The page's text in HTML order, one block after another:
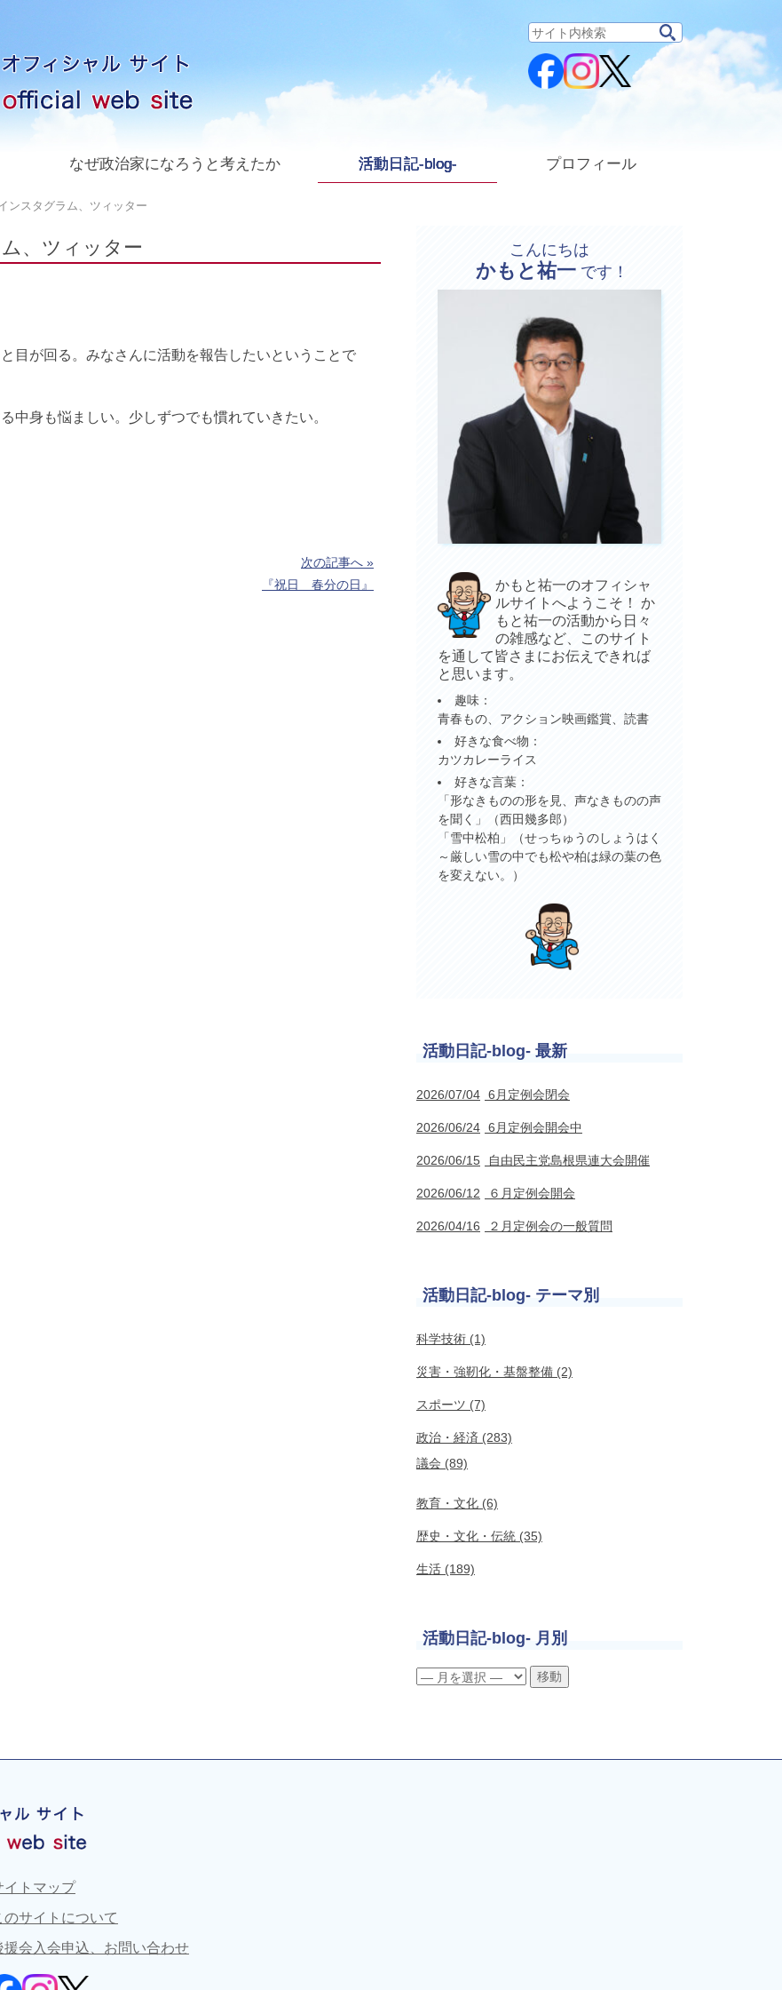
サ
ト
内
検
なぜ政治家になろうと考えたか 活動日記-blog- プロフィール
ンスタグラム、ツィッター
、ツィッター
目が回る。みなさんに活動を報告したいということで
中身も悩ましい。少しずつでも慣れていきたい。
次の記事へ »
『祝日 春分の日』
こんにちは
プ
ロ
かもと祐一 です！
かもと祐一のオフィシャ
ルサイトへようこそ！ か
もと祐一の活動から日々
の雑感など、このサイト
を通して皆さまにお伝えできれば
と思います。
趣味：
青春もの、アクション映画鑑賞、読書
好きな食べ物：
カツカレーライス
好きな言葉：
「形なきものの形を見、声なきものの声
を聞く」（西田幾多郎）
「雪中松柏」（せっちゅうのしょうはく
～厳しい雪の中でも松や柏は緑の葉の色
を変えない。）
活動日記-blog- 最新
2026/07/04 6月定例会閉会
2026/06/24 6月定例会開会中
2026/06/15 自由民主党島根県連大会開催
2026/06/12 ６月定例会開会
2026/04/16 ２月定例会の一般質問
活動日記-blog- テーマ別
科学技術 (1)
災害・強靭化・基盤整備 (2)
スポーツ (7)
政治・経済 (283)
議会 (89)
教育・文化 (6)
歴史・文化・伝統 (35)
生活 (189)
活動日記-blog- 月別
イトマップ
のサイトについて
援会入会申込、お問い合わせ